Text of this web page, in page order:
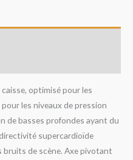
optimisé pour les
les niveaux de pression
de basses profondes ayant du
supercardioïde
de scène. Axe pivotant